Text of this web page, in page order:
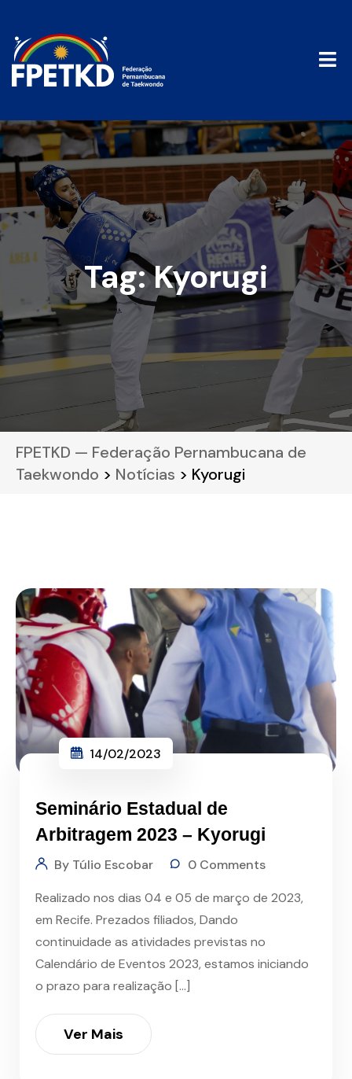
Tag:Kyorugi
FPETKD — Federação Pernambucana de
Taekwondo > Notícias > Kyorugi
14/02/2023
Seminário Estadual de
Arbitragem 2023 – Kyorugi
By Túlio Escobar
0 Comments
Realizado nos dias 04 e 05 de março de 2023,
em Recife. Prezados filiados, Dando
continuidade as atividades previstas no
Calendário de Eventos 2023, estamos iniciando
o prazo para realização […]
Ver Mais